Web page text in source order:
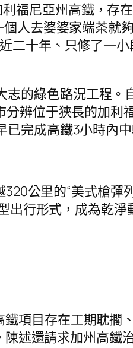
福尼亞州高鐵，存
人去婆婆家端茶就
二十年、只修了一
的綠色路況工程。
辨位于狹長的加利
完成高鐵3小時內中
公里的“美式槍彈
行形式，成為乾
項目存在工期耽擱
述還請求加州高鐵